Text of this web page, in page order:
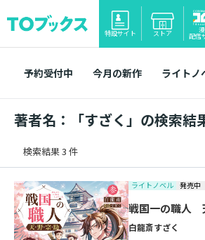
特設サイト ストア 配信
予約受付中 今月の新作 ライトノ
著者名：「すざく」の検索結
検索結果 3 件
ライトノベル 発売中
戦国一の職人
白龍斎すざく